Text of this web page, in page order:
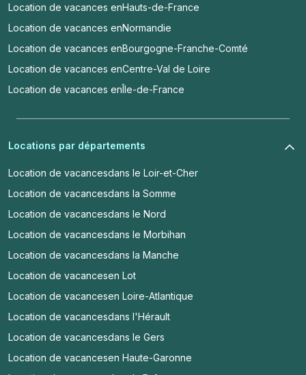
Location de vacances enHauts-de-France
Location de vacances enNormandie
Location de vacances enBourgogne-Franche-Comté
Location de vacances enCentre-Val de Loire
Location de vacances enÎle-de-France
Locations par départements
Location de vacancesdans le Loir-et-Cher
Location de vacancesdans la Somme
Location de vacancesdans le Nord
Location de vacancesdans le Morbihan
Location de vacancesdans la Manche
Location de vacancesen Lot
Location de vacancesen Loire-Atlantique
Location de vacancesdans l'Hérault
Location de vacancesdans le Gers
Location de vacancesen Haute-Garonne